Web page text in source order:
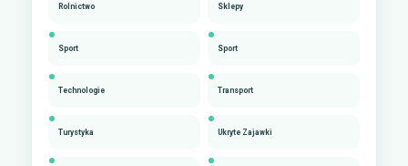
Rolnictwo Sklepy
Sport Sport
Technologie Transport
Turystyka Ukryte Zajawki